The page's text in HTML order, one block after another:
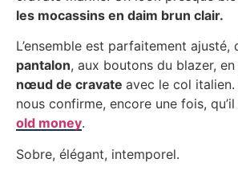
les mocassins en daim brun clair.
L’ensemble est parfaitement ajusté,
pantalon, aux boutons du blazer,
nœud de cravate avec le col italien.
nous confirme, encore une fois,
old money.
Sobre, élégant, intemporel.